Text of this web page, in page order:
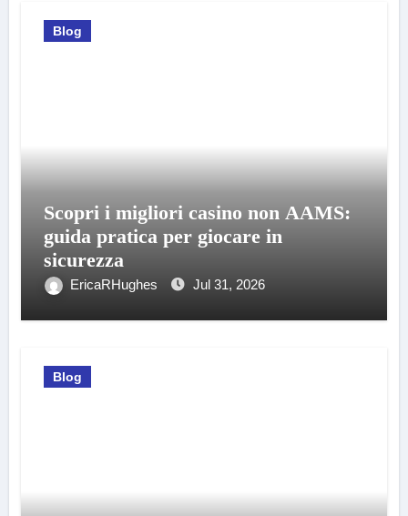
Blog
Scopri i migliori casino non AAMS:
guida pratica per giocare in
sicurezza
EricaRHughes Jul 31, 2026
Blog